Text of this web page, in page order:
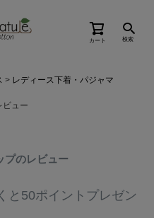
カート 検索
レディース下着・パジャマ
ビュー
プのレビュー
と50ポイントプレゼン